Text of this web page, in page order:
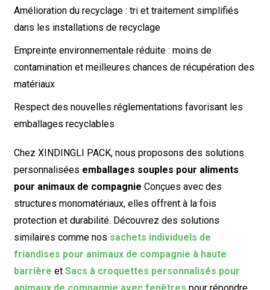
Amélioration du recyclage : tri et traitement simplifiés
dans les installations de recyclage
Empreinte environnementale réduite : moins de
contamination et meilleures chances de récupération des
matériaux
Respect des nouvelles réglementations favorisant les
emballages recyclables
Chez XINDINGLI PACK, nous proposons des solutions
personnalisées emballages souples pour aliments
pour animaux de compagnie Conçues avec des
structures monomatériaux, elles offrent à la fois
protection et durabilité. Découvrez des solutions
similaires comme nos sachets individuels de
friandises pour animaux de compagnie à haute
barrière et Sacs à croquettes personnalisés pour